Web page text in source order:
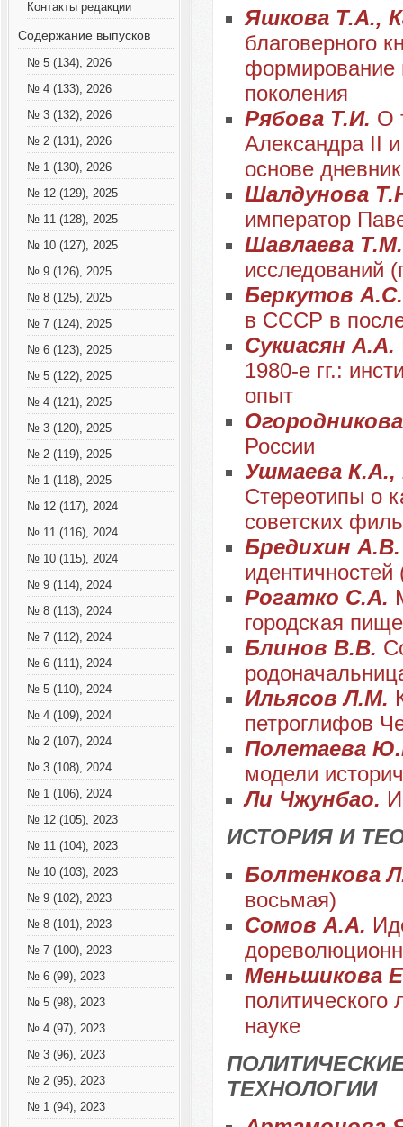
Контакты редакции
Содержание выпусков
№ 5 (134), 2026
№ 4 (133), 2026
№ 3 (132), 2026
№ 2 (131), 2026
№ 1 (130), 2026
№ 12 (129), 2025
№ 11 (128), 2025
№ 10 (127), 2025
№ 9 (126), 2025
№ 8 (125), 2025
№ 7 (124), 2025
№ 6 (123), 2025
№ 5 (122), 2025
№ 4 (121), 2025
№ 3 (120), 2025
№ 2 (119), 2025
№ 1 (118), 2025
№ 12 (117), 2024
№ 11 (116), 2024
№ 10 (115), 2024
№ 9 (114), 2024
№ 8 (113), 2024
№ 7 (112), 2024
№ 6 (111), 2024
№ 5 (110), 2024
№ 4 (109), 2024
№ 2 (107), 2024
№ 3 (108), 2024
№ 1 (106), 2024
№ 12 (105), 2023
№ 11 (104), 2023
№ 10 (103), 2023
№ 9 (102), 2023
№ 8 (101), 2023
№ 7 (100), 2023
№ 6 (99), 2023
№ 5 (98), 2023
№ 4 (97), 2023
№ 3 (96), 2023
№ 2 (95), 2023
№ 1 (94), 2023
Яшкова Т.А.,
благоверного
формирование
поколения
Рябова Т.И. О
Александра II
основе
Шалдунова
император
Шавлаева
исследований
Беркутов
в СССР в
Сукиасян А.А.
1980-е гг.:
опыт
России
Ушмаева К.А.,
Стереотипы о
советских
Бредихин
Рогатко С.А.
городская
Блинов В.В.
Ильясов Л.М.
петроглифов
Полетаева
модели
Ли Чжунбао.
ИСТОРИЯ И
Болтенкова
восьмая)
Сомов А.А.
Меньшикова
политического
науке
ТЕХНОЛОГИИ